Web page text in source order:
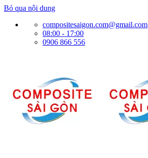
Bỏ qua nội dung
compositesaigon.com@gmail.com
08:00 - 17:00
0906 866 556